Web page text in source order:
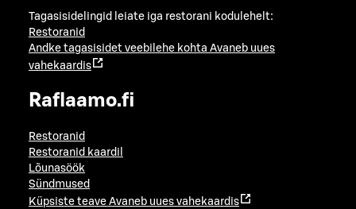
Tagasisidelingid leiate iga restorani kodulehelt:
Restoranid
Andke tagasisidet veebilehe kohta Avaneb uues
vahekaardis
Raflaamo.fi
Restoranid
Restoranid kaardil
Lõunasöök
Sündmused
Küpsiste teave Avaneb uues vahekaardis